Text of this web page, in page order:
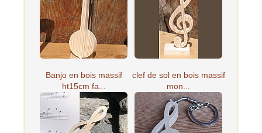
Banjo en bois massif
ht15cm fa...
clef de sol en bois massif
mon...